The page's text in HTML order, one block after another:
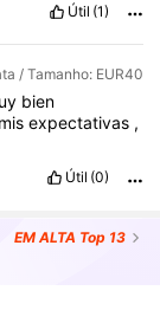
Útil (1)
/ Tamanho: EUR40
bien
misexpectativas ,
Útil (0)
EM ALTA Top 13